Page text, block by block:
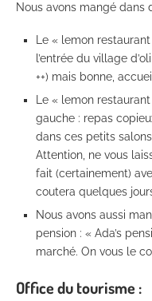
Nous avons mangé dans
Le « lemon
l’entrée du village
++) mais bonne,
Le « lemon
gauche : repas
dans ces petits
Attention, ne vous
fait (certainement)
coutera quelques
Nous avons aussi
pension : « Ada’s
marché. On vous le
Office du tourisme :